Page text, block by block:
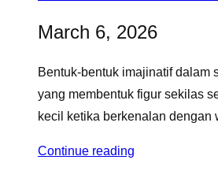
March 6, 2026
Bentuk-bentuk imajinatif dalam
yang membentuk figur sekilas
kecil ketika berkenalan dengan
Continue reading